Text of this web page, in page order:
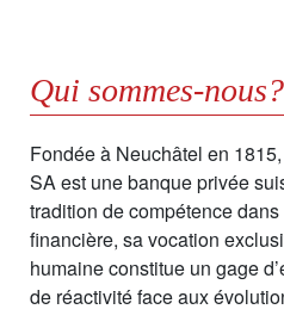
Qui sommes-nous?
Fondée à Neuchâtel en
SA est une banque privée
tradition de compétence
financière, sa vocation
humaine constitue un gage
de réactivité face aux